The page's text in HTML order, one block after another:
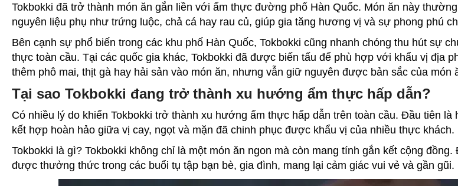
Tokbokki đã trở thành món ăn gắn liền với ẩm thực đường phố Hàn Quốc. Món ăn này
nguyên liệu phụ như trứng luộc, chả cá hay rau củ, giúp gia tăng hương vị và sự phong phú
Bên cạnh sự phổ biến trong các khu phố Hàn Quốc, Tokbokki cũng nhanh chóng thu hút sự
thực toàn cầu. Tại các quốc gia khác, Tokbokki đã được biến tấu để phù hợp với khẩu vị địa
thêm phô mai, thịt gà hay hải sản vào món ăn, nhưng vẫn giữ nguyên được bản sắc của món
Tại sao Tokbokki đang trở thành xu hướng ẩm thực hấp dẫn?
Có nhiều lý do khiến Tokbokki trở thành xu hướng ẩm thực hấp dẫn trên toàn cầu. Đầu tiên
kết hợp hoàn hảo giữa vị cay, ngọt và mặn đã chinh phục được khẩu vị của nhiều thực khách.
Tokbokki là gì? Tokbokki không chỉ là một món ăn ngon mà còn mang tính gắn kết cộng
được thưởng thức trong các buổi tụ tập bạn bè, gia đình, mang lại cảm giác vui vẻ và gần gũi.